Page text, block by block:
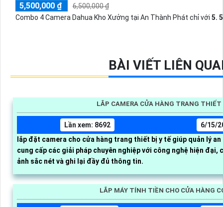
5,500,000 ₫
6,500,000 ₫
Combo 4 Camera Dahua Kho Xưởng tại An Thành Phát chỉ với 5.
BÀI VIẾT LIÊN
LẮP CAMERA CỬA HÀNG TRANG THIẾT
Lần xem: 8692
6/15/
lắp đặt camera cho cửa hàng trang thiết bị y tế giúp quản lý
cung cấp các giải pháp chuyên nghiệp với công nghệ hiện đại,
ảnh sắc nét và ghi lại đầy đủ thông tin.
LẮP MÁY TÍNH TIỀN CHO CỬA HÀNG